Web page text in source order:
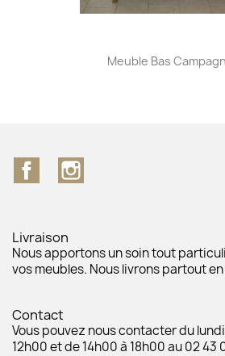
Meuble Bas
Facebook
Livraison
Nous apportons un soin tout
vos meubles. Nous livrons partout
Contact
Vous pouvez nous contacter du
12h00 et de 14h00 à 18h00 au 02 43